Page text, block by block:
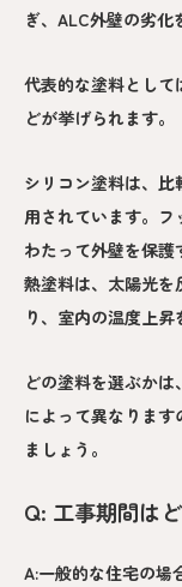
ぎ、ALC外壁の劣化
代表的な塗料として
どが挙げられます。
シリコン塗料は、
用されています。
わたって外壁を保
熱塗料は、太陽光を
り、室内の温度上昇
どの塗料を選ぶか
によって異なりま
ましょう。
Q: 工事期間は
A:一般的な住宅の場